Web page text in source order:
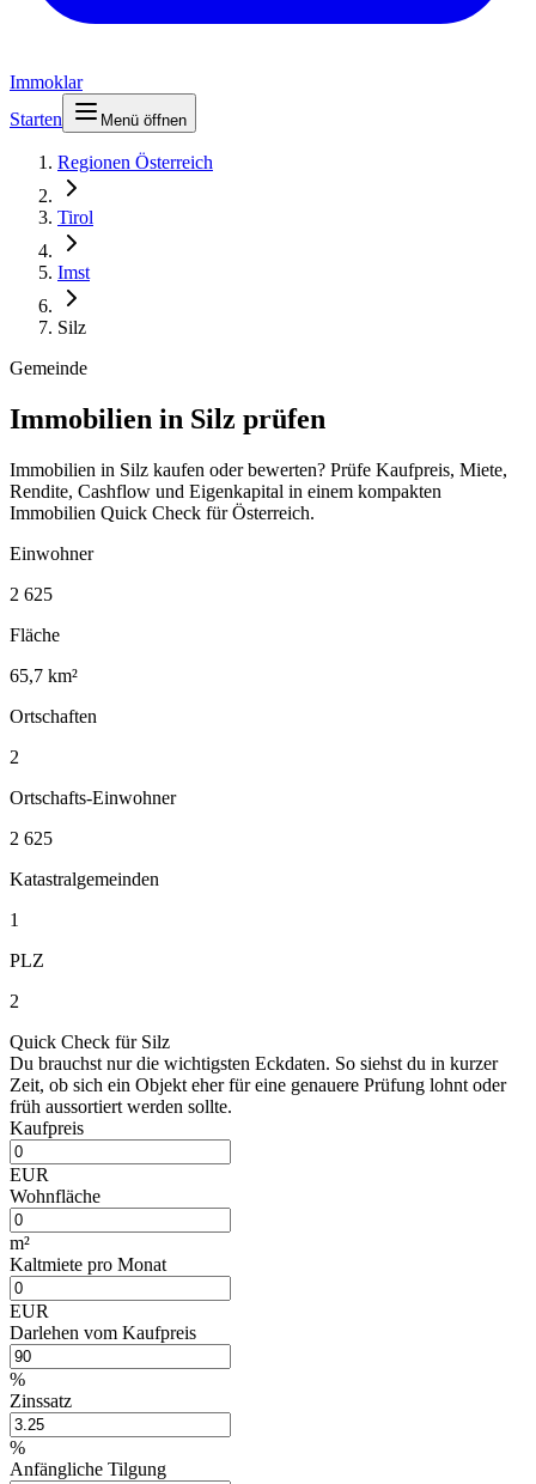
Immoklar
Starten
Menü öffnen
Regionen Österreich
Tirol
Imst
Silz
Gemeinde
Immobilien in Silz prüfen
Immobilien in Silz kaufen oder bewerten? Prüfe Kaufpreis, Miete,
Rendite, Cashflow und Eigenkapital in einem kompakten
Immobilien Quick Check für Österreich.
Einwohner
2 625
Fläche
65,7 km²
Ortschaften
2
Ortschafts-Einwohner
2 625
Katastralgemeinden
1
PLZ
2
Quick Check für Silz
Du brauchst nur die wichtigsten Eckdaten. So siehst du in kurzer
Zeit, ob sich ein Objekt eher für eine genauere Prüfung lohnt oder
früh aussortiert werden sollte.
Kaufpreis
EUR
Wohnfläche
m²
Kaltmiete pro Monat
EUR
Darlehen vom Kaufpreis
%
Zinssatz
%
Anfängliche Tilgung